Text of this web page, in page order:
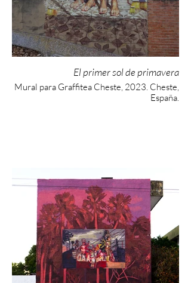
El primer sol de primavera
Mural para Graffitea Cheste, 2023. Cheste,
España.